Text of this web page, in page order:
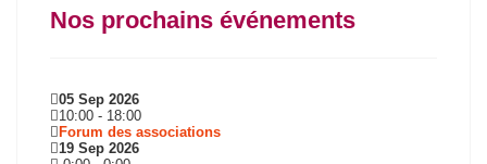
Nos prochains événements
05 Sep 2026
10:00 - 18:00
Forum des associations
19 Sep 2026